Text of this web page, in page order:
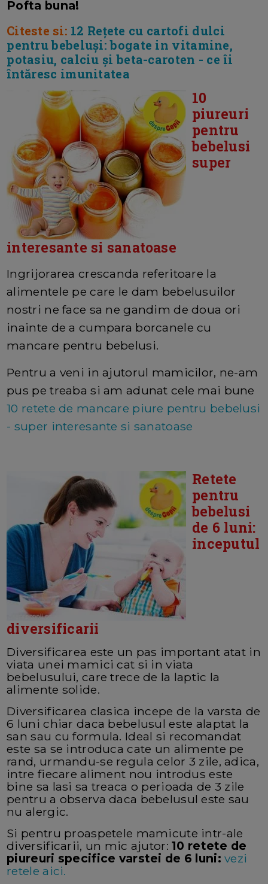
Pofta buna!
Citeste si: 12 Rețete cu cartofi dulci
pentru bebeluși: bogate in vitamine,
potasiu, calciu și beta-caroten - ce îi
întăresc imunitatea
10
piureuri
pentru
bebelusi
super
interesante si sanatoase
Ingrijorarea crescanda referitoare la
alimentele pe care le dam bebelusuilor
nostri ne face sa ne gandim de doua ori
inainte de a cumpara borcanele cu
mancare pentru bebelusi.
Pentru a veni in ajutorul mamicilor, ne-am
pus pe treaba si am adunat cele mai bune
10 retete de mancare piure pentru bebelusi
- super interesante si sanatoase
Retete
pentru
bebelusi
de 6 luni:
inceputul
diversificarii
Diversificarea este un pas important atat in
viata unei mamici cat si in viata
bebelusului, care trece de la laptic la
alimente solide.
Diversificarea clasica incepe de la varsta de
6 luni chiar daca bebelusul este alaptat la
san sau cu formula. Ideal si recomandat
este sa se introduca cate un alimente pe
rand, urmandu-se regula celor 3 zile, adica,
intre fiecare aliment nou introdus este
bine sa lasi sa treaca o perioada de 3 zile
pentru a observa daca bebelusul este sau
nu alergic.
Si pentru proaspetele mamicute intr-ale
diversificarii, un mic ajutor: 10 retete de
piureuri specifice varstei de 6 luni: vezi
retele aici.